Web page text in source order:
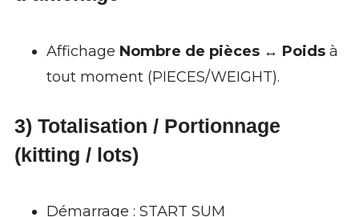
Affichage Nombre de pièces ↔ Poidsà
tout moment (PIECES/WEIGHT).
3) Totalisation / Portionnage
(kitting / lots)
Démarrage : START SUM